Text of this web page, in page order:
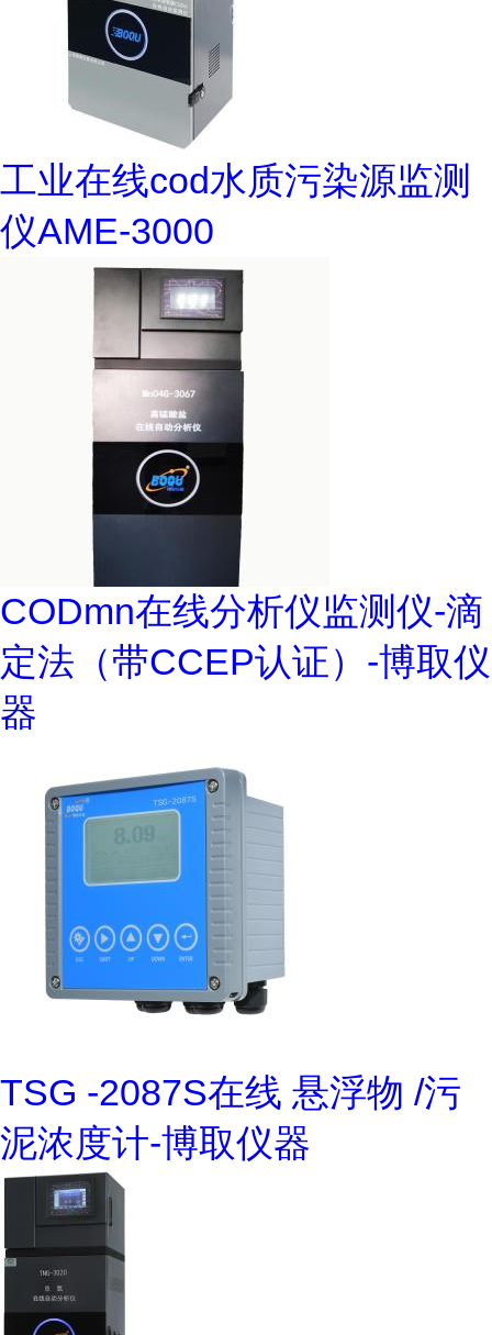
工业在线cod水质污染源监测
仪AME-3000
CODmn在线分析仪监测仪-滴
定法（带CCEP认证）-博取仪
器
TSG -2087S在线 悬浮物 /污
泥浓度计-博取仪器